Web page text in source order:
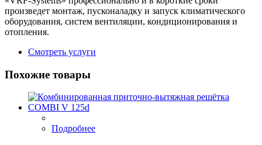
произведет монтаж, пусконаладку и запуск климатического
оборудования, систем вентиляции, кондиционирования и
отопления.
Смотреть услуги
Похожие товары
Подробнее